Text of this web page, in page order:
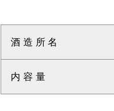
酒造所名
内容量